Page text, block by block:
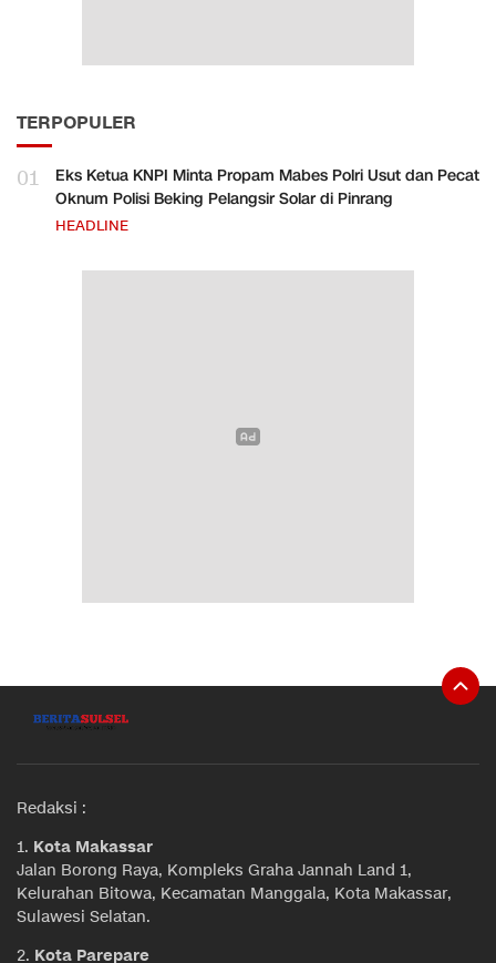
TERPOPULER
01
Eks Ketua KNPI Minta Propam Mabes Polri Usut dan Pecat
Oknum Polisi Beking Pelangsir Solar di Pinrang
HEADLINE
Redaksi :
1. Kota Makassar
Jalan Borong Raya, Kompleks Graha Jannah Land 1,
Kelurahan Bitowa, Kecamatan Manggala, Kota Makassar,
Sulawesi Selatan.
2. Kota Parepare